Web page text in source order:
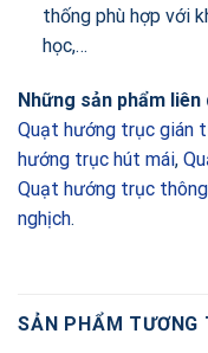
thống phù hợp với
học,…
Những sản phẩm liên
Quạt hướng trục gián
hướng trục hút mái,
Quạt hướng trục
nghịch.
SẢN PHẨM TƯƠNG